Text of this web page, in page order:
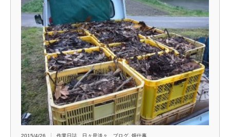
2015/4/26 作業日誌 日々是淡々 ブログ 畑仕事